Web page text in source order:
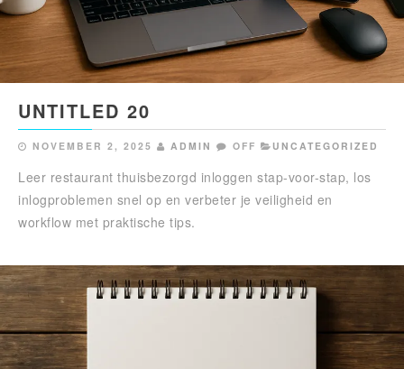
UNTITLED 20
NOVEMBER 2, 2025 ADMIN OFF UNCATEGORIZED
Leer restaurant thuisbezorgd inloggen stap-voor-stap, los
inlogproblemen snel op en verbeter je veiligheid en
workflow met praktische tips.